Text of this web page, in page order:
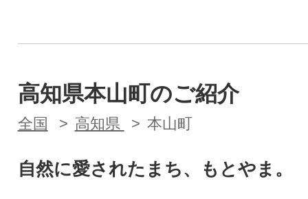
高知県本山町のご紹介
全国 高知県 本山町
自然に愛されたまち、もとやま。